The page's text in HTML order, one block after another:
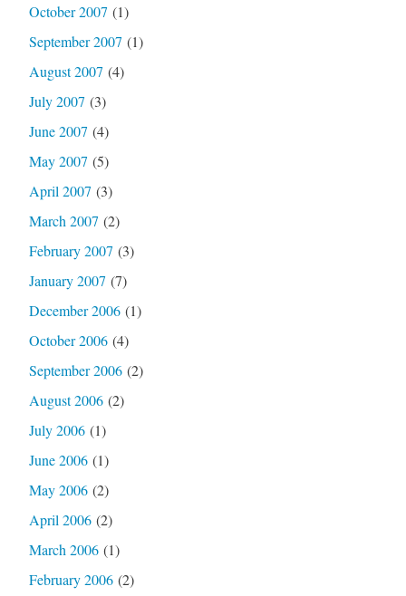
October 2007 (1)
September 2007 (1)
August 2007 (4)
July 2007 (3)
June 2007 (4)
May 2007 (5)
April 2007 (3)
March 2007 (2)
February 2007 (3)
January 2007 (7)
December 2006(1)
October 2006(4)
September 2006(2)
August 2006(2)
July 2006(1)
June 2006(1)
May 2006(2)
April 2006(2)
March 2006(1)
February 2006(2)